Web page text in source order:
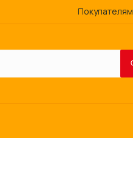
Покупателям